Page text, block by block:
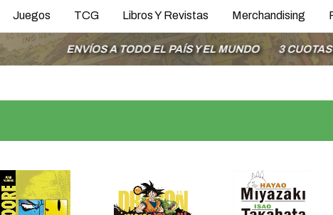
Juegos TCG Libros Y Revistas Merchandising
ENVÍOS A TODO EL PAÍS Y EL MUNDO 3 CUOTAS SIN